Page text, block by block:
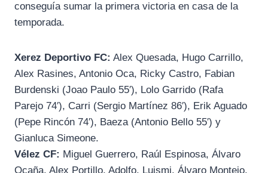
conseguía sumar la primera victoria en casa de la
temporada.
Xerez Deportivo FC: Alex Quesada, Hugo Carrillo,
Alex Rasines, Antonio Oca, Ricky Castro, Fabian
Burdenski (Joao Paulo 55′), Lolo Garrido (Rafa
Parejo 74′), Carri (Sergio Martínez 86′), Erik Aguado
(Pepe Rincón 74′), Baeza (Antonio Bello 55′) y
Gianluca Simeone.
Vélez CF: Miguel Guerrero, Raúl Espinosa, Álvaro
Ocaña, Alex Portillo, Adolfo, Luismi, Álvaro Montejo,